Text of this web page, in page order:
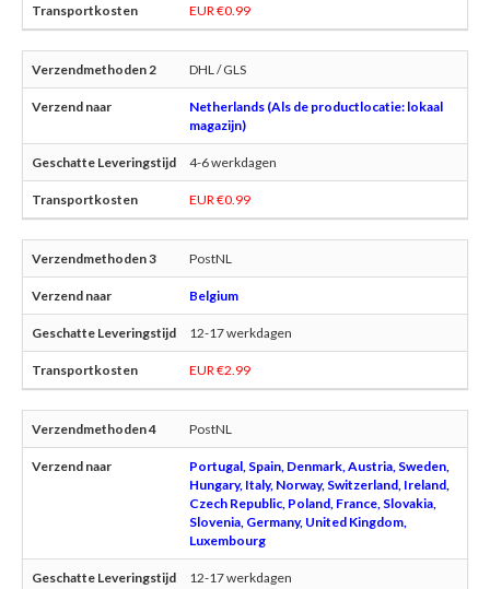
EUR €0.99
DHL / GLS
Netherlands (Als de productlocatie: lokaal
magazijn)
4-6 werkdagen
EUR €0.99
PostNL
Belgium
12-17 werkdagen
EUR €2.99
PostNL
Portugal, Spain, Denmark, Austria, Sweden,
Hungary, Italy, Norway, Switzerland, Ireland,
Czech Republic, Poland, France, Slovakia,
Slovenia, Germany, United Kingdom,
Luxembourg
12-17 werkdagen